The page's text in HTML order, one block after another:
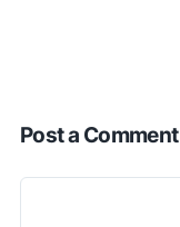
Post a Comment